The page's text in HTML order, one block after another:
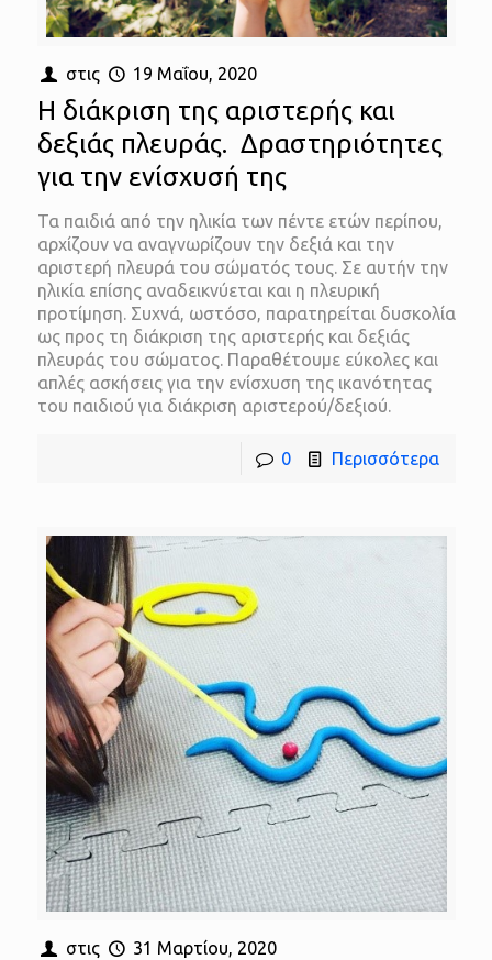
στις 19 Μαΐου, 2020
Η διάκριση της αριστερής και
δεξιάς πλευράς. Δραστηριότητες
για την ενίσχυσή της
Τα παιδιά από την ηλικία των πέντε ετών περίπου,
αρχίζουν να αναγνωρίζουν την δεξιά και την
αριστερή πλευρά του σώματός τους. Σε αυτήν την
ηλικία επίσης αναδεικνύεται και η πλευρική
προτίμηση. Συχνά, ωστόσο, παρατηρείται δυσκολία
ως προς τη διάκριση της αριστερής και δεξιάς
πλευράς του σώματος. Παραθέτουμε εύκολες και
απλές ασκήσεις για την ενίσχυση της ικανότητας
του παιδιού για διάκριση αριστερού/δεξιού.
0 Περισσότερα
στις 31 Μαρτίου, 2020